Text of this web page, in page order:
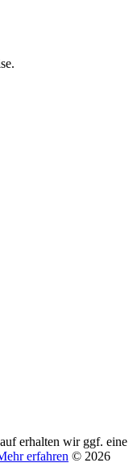
erhalten wir ggf. eine
erfahren © 2026